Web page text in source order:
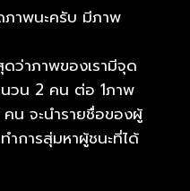
ภาพนะครับ มีภาพ
ดว่าภาพของเรามีจุด
วน 2 คน ต่อ 1ภาพ
น จะนำรายชื่อของผู้
ำการสุ่มหาผู้ชนะที่ได้